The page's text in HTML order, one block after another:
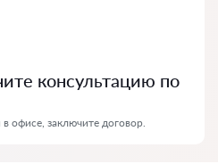
консультацию по
офисе, заключите договор.